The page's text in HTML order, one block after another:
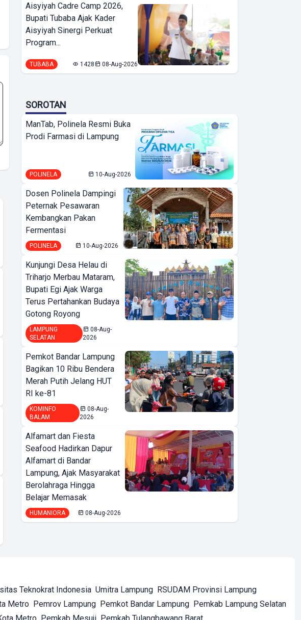
Aisyiyah Cadre Camp 2026,
Bupati Tubaba Ajak Kader
Aisyiyah Sinergi Perkuat
Program...
TUBABA 1428 08-Aug-2026
SOROTAN
ManTab, Polinela Resmi Buka
Prodi Farmasi di Lampung
POLINELA 10-Aug-2026
Dosen Polinela Dampingi
Peternak Pesawaran
Kembangkan Pakan
Fermentasi
POLINELA 10-Aug-2026
Kunjungi Desa Helau di
Triharjo Merbau Mataram,
Bupati Egi Ajak Warga
Terus Pertahankan Budaya
Gotong Royong
LAMPUNG
SELATAN
08-Aug-
2026
Pemkot Bandar Lampung
Bagikan 10 Ribu Bendera
Merah Putih Jelang HUT
RI ke-81
KOMINFO
BALAM
08-Aug-
2026
Alfamart dan Fiesta
Seafood Hadirkan Dapur
Alfamart di Bandar
Lampung, Ajak Masyarakat
Berolahraga Hingga
Belajar Memasak
HUMANIORA 08-Aug-2026
Teknokrat Indonesia Umitra Lampung RSUDAM Provinsi Lampung
Metro Pemrov Lampung Pemkot Bandar Lampung Pemkab Lampung Selatan